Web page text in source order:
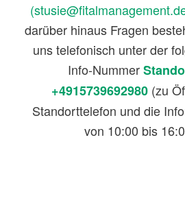
darüber hinaus Fragen
uns telefonisch unter der
Info-Nummer
+4915739692980 (zu
Standorttelefon und die
von 10:00 bis